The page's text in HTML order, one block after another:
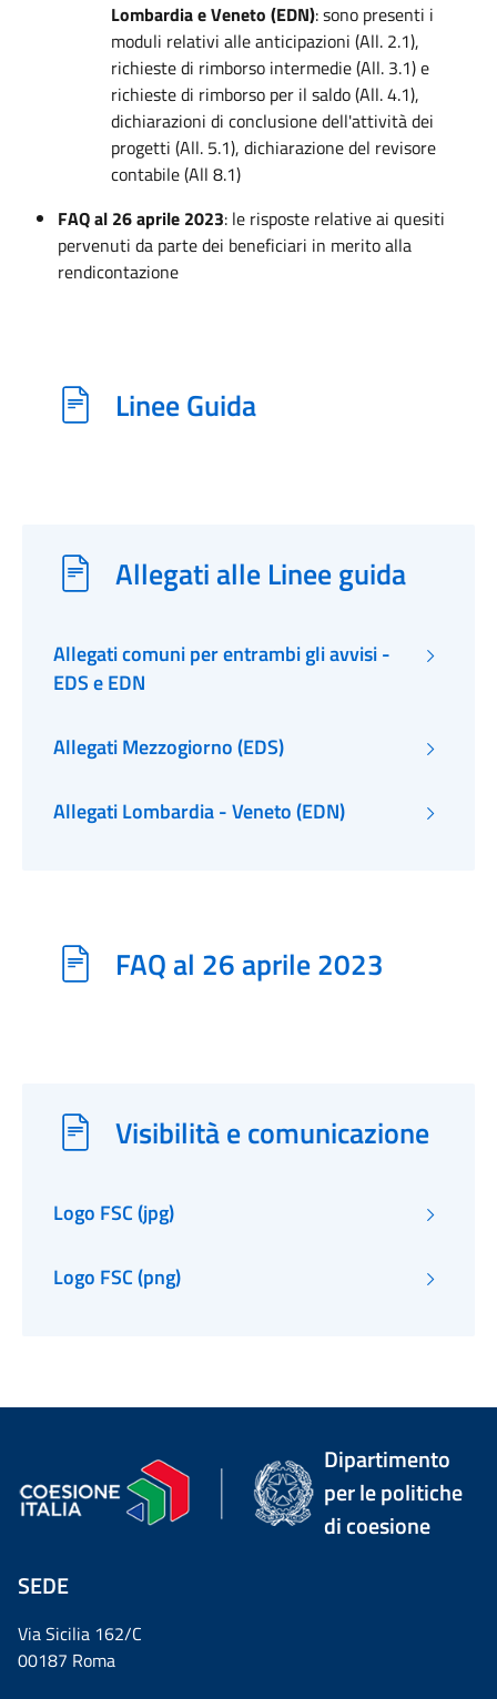
Lombardia e Veneto (EDN): sono presenti i
moduli relativi alle anticipazioni (All. 2.1),
richieste di rimborso intermedie (All. 3.1) e
richieste di rimborso per il saldo (All. 4.1),
dichiarazioni di conclusione dell'attività dei
progetti (All. 5.1), dichiarazione del revisore
contabile (All 8.1)
FAQ al 26 aprile 2023: le risposte relative ai quesiti
pervenuti da parte dei beneficiari in merito alla
rendicontazione
Linee Guida
Allegati alle Linee guida
Allegati comuni per entrambi gli avvisi -
EDS e EDN
Allegati Mezzogiorno (EDS)
Allegati Lombardia - Veneto (EDN)
FAQ al 26 aprile 2023
Visibilità e comunicazione
Logo FSC (jpg)
Logo FSC (png)
Dipartimento
per le politiche
di coesione
SEDE
Via Sicilia 162/C
00187 Roma